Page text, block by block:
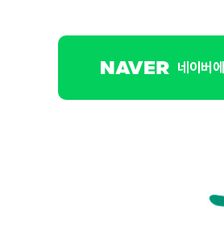
네이버